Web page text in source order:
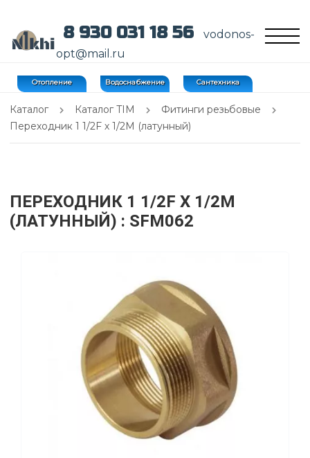
8 930 031 18 56
vodonos-
opt@mail.ru
Отопление Водоснабжение Сантехника
Каталог Каталог TIM
Фитинги резьбовые
Переходник 1 1/2F х 1/2M (латунный)
ПЕРЕХОДНИК 1 1/2F Х 1/2M
(ЛАТУННЫЙ) : SFM062